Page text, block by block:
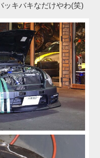
ッキバキなだけやわ(笑)